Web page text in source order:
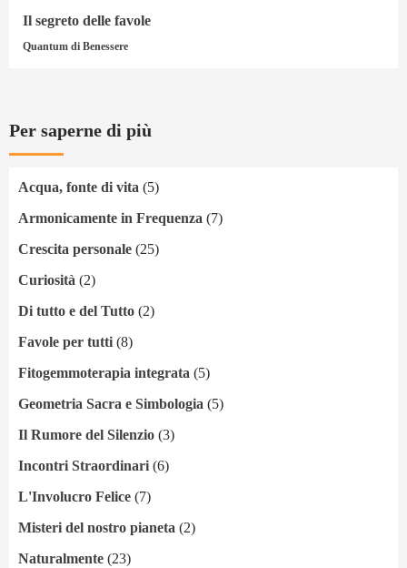
Il segreto delle favole
Quantum di Benessere
Per saperne di più
Acqua, fonte di vita (5)
Armonicamente in Frequenza (7)
Crescita personale (25)
Curiosità (2)
Di tutto e del Tutto (2)
Favole per tutti (8)
Fitogemmoterapia integrata (5)
Geometria Sacra e Simbologia (5)
Il Rumore del Silenzio (3)
Incontri Straordinari (6)
L'Involucro Felice (7)
Misteri del nostro pianeta (2)
Naturalmente (23)